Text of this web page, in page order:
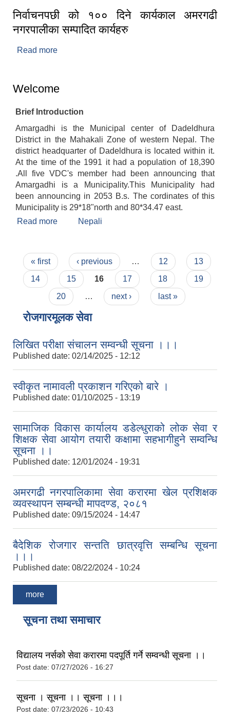
निर्वाचनपछी को १०० दिने कार्यकाल अमरगढी
नगरपालीका सम्पादित कार्यहरु
Read more
Welcome
Brief Introduction
Amargadhi is the Municipal center of Dadeldhura
District in the Mahakali Zone of western Nepal. The
district headquarter of Dadeldhura is located within it.
At the time of the 1991 it had a population of 18,390
.All five VDC's member had been announcing that
Amargadhi is a Municipality.This Municipality had
been announcing in 2053 B.s. The cordinates of this
Municipality is 29*18"north and 80*34.47 east.
Read more about Welcome
Nepali
Pages
« first ‹ previous … 12
13
14
15 16 17 18
19
20
… next › last »
रोजगारमूलक सेवा
लिखित परीक्षा संचालन सम्वन्धी सूचना ।।।
Published date: 02/14/2025 - 12:12
स्वीकृत नामावली प्रकाशन गरिएको बारे ।
Published date: 01/10/2025 - 13:19
सामाजिक विकास कार्यालय डडेल्धुराको लोक सेवा र
शिक्षक सेवा आयोग तयारी कक्षामा सहभागीहुने सम्वन्धि
सूचना ।।
Published date: 12/01/2024 - 19:31
अमरगढी नगरपालिकामा सेवा करारमा खेल प्रशिक्षक
व्यवस्थापन सम्बन्धी मापदण्ड, २०८१
Published date: 09/15/2024 - 14:47
बैदेशिक रोजगार सन्तति छात्रवृत्ति सम्बन्धि सूचना
।।।
Published date: 08/22/2024 - 10:24
more
सूचना तथा समाचार
विद्यालय नर्सको सेवा करारमा पदपूर्ति गर्ने सम्वन्धी सूचना ।।
Post date: 07/27/2026 - 16:27
सूचना । सूचना ।। सूचना ।।।
Post date: 07/23/2026 - 10:43